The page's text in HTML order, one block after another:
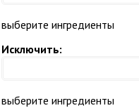
выберите ингредиенты
Исключить:
выберите ингредиенты